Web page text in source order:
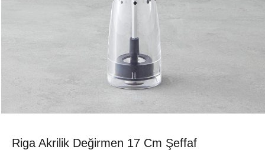
Riga Akrilik Değirmen 17 Cm Şeffaf